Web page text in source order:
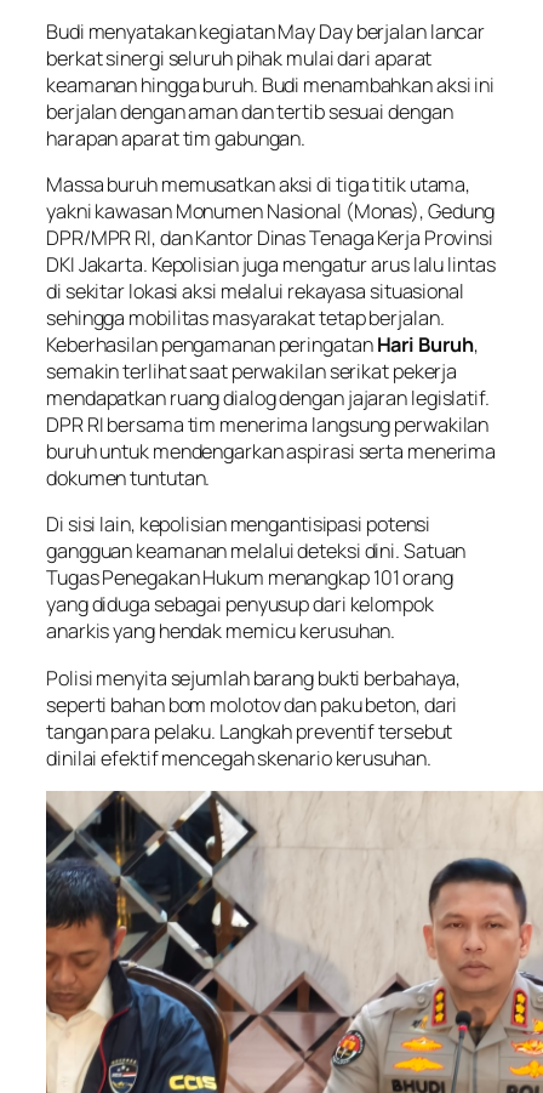
Budi menyatakan kegiatan May Day berjalan lancar
berkat sinergi seluruh pihak mulai dari aparat
keamanan hingga buruh. Budi menambahkan aksi ini
berjalan dengan aman dan tertib sesuai dengan
harapan aparat tim gabungan.
Massa buruh memusatkan aksi di tiga titik utama,
yakni kawasan Monumen Nasional (Monas), Gedung
DPR/MPR RI, dan Kantor Dinas Tenaga Kerja Provinsi
DKI Jakarta. Kepolisian juga mengatur arus lalu lintas
di sekitar lokasi aksi melalui rekayasa situasional
sehingga mobilitas masyarakat tetap berjalan.
Keberhasilan pengamanan peringatanHari Buruh,
semakin terlihat saat perwakilan serikat pekerja
mendapatkan ruang dialog dengan jajaran legislatif.
DPR RI bersama tim menerima langsung perwakilan
buruh untuk mendengarkan aspirasi serta menerima
dokumen tuntutan.
Di sisi lain, kepolisian mengantisipasi potensi
gangguan keamanan melalui deteksi dini. Satuan
Tugas Penegakan Hukum menangkap 101 orang
yang diduga sebagai penyusup dari kelompok
anarkis yang hendak memicu kerusuhan.
Polisi menyita sejumlah barang bukti berbahaya,
seperti bahan bom molotov dan paku beton, dari
tangan para pelaku. Langkah preventif tersebut
dinilai efektif mencegah skenario kerusuhan.